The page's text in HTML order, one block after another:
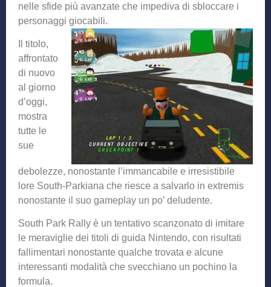
nelle sfide più avanzate che impediva di sbloccare i
personaggi giocabili.
Il titolo,
affrontato
di nuovo
al giorno
d’oggi,
mostra
tutte le
sue
debolezze, nonostante l’immancabile e irresistibile
lore South-Parkiana che riesce a salvarlo in extremis
nonostante il suo gameplay un po’ deludente.
South Park Rally è un tentativo scanzonato di imitare
le meraviglie dei titoli di guida Nintendo, con risultati
fallimentari nonostante qualche trovata e alcune
interessanti modalità che svecchiano un pochino la
formula.